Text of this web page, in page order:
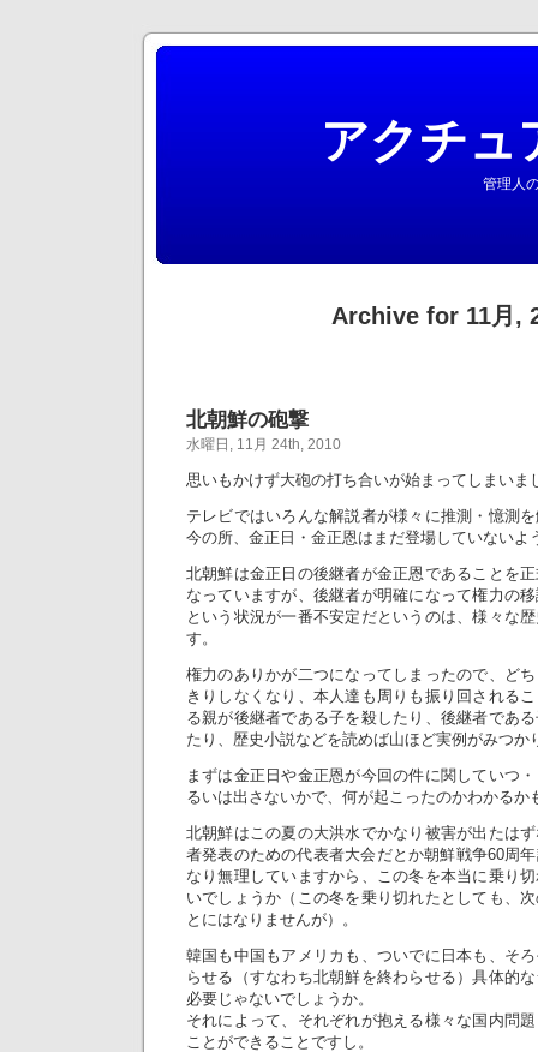
アクチュ
管理人
Archive for 11月,
北朝鮮の砲撃
水曜日, 11月 24th, 2010
思いもかけず大砲の打ち合いが始まってしまいま
テレビではいろんな解説者が様々に推測・憶測
今の所、金正日・金正恩はまだ登場していないよ
北朝鮮は金正日の後継者が金正恩であることを
なっていますが、後継者が明確になって権力の
という状況が一番不安定だというのは、様々な
す。
権力のありかが二つになってしまったので、ど
きりしなくなり、本人達も周りも振り回される
る親が後継者である子を殺したり、後継者であ
たり、歴史小説などを読めば山ほど実例がみつか
まずは金正日や金正恩が今回の件に関していつ
るいは出さないかで、何が起こったのかわかるか
北朝鮮はこの夏の大洪水でかなり被害が出たは
者発表のための代表者大会だとか朝鮮戦争60周
なり無理していますから、この冬を本当に乗り
いでしょうか（この冬を乗り切れたとしても、
とにはなりませんが）。
韓国も中国もアメリカも、ついでに日本も、そ
らせる（すなわち北朝鮮を終わらせる）具体的
必要じゃないでしょうか。
それによって、それぞれが抱える様々な国内問
ことができることですし。